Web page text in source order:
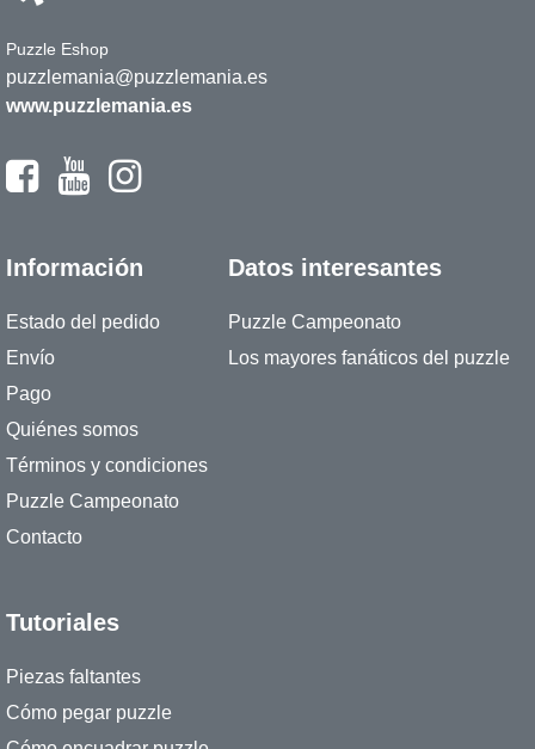
Puzzle Eshop
puzzlemania@puzzlemania.es
www.puzzlemania.es
Información
Estado del pedido
Envío
Pago
Quiénes somos
Términos y condiciones
Puzzle Campeonato
Contacto
Datos interesantes
Puzzle Campeonato
Los mayores fanáticos del puzzle
Tutoriales
Piezas faltantes
Cómo pegar puzzle